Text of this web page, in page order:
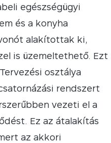
egészségügyi
és a konyha
alakítottak ki,
is üzemeltethető. Ezt
osztálya
rendszert
vezeti el a
Ez az átalakítás
az akkori